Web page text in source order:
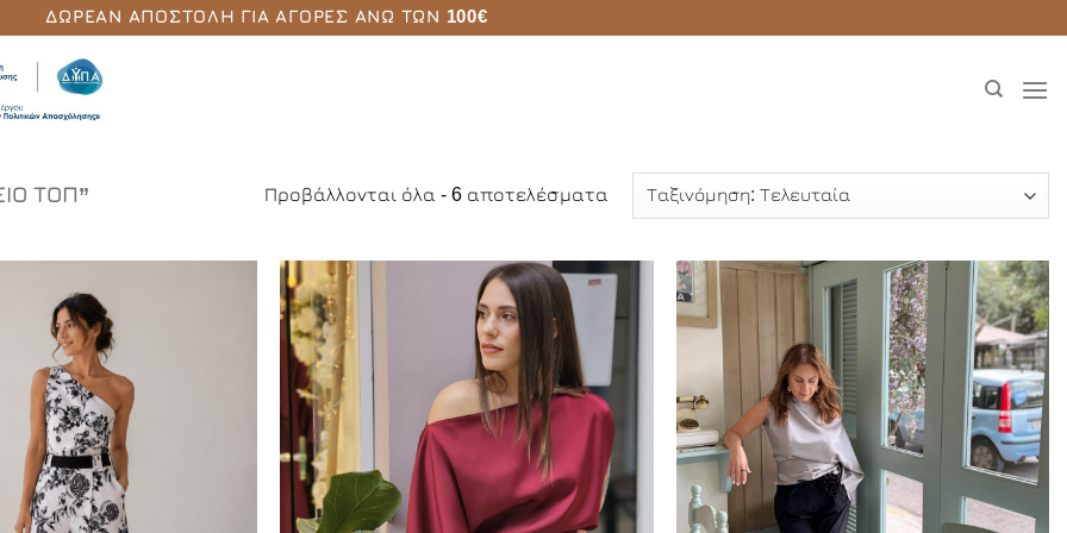
ΔΩΡΕΆΝ ΑΠΟΣΤΟΛΉ ΓΙΑ ΑΓΟΡΈΣ ΆΝΩ ΤΩΝ 100€
ΤΟΠ” Προβάλλονται όλα - 6 αποτελέσματα Sorted
Add to
Wishlist